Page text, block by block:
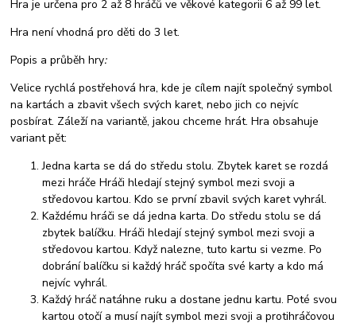
Hra je určena pro 2 až 8 hráčů ve věkové kategorii 6 až 99 let.
Hra není vhodná pro děti do 3 let.
Popis a průběh hry:
Velice rychlá postřehová hra, kde je cílem najít společný symbol
na kartách a zbavit všech svých karet, nebo jich co nejvíc
posbírat. Záleží na variantě, jakou chceme hrát. Hra obsahuje
variant pět:
Jedna karta se dá do středu stolu. Zbytek karet se rozdá
mezi hráče Hráči hledají stejný symbol mezi svoji a
středovou kartou. Kdo se první zbavil svých karet vyhrál.
Každému hráči se dá jedna karta. Do středu stolu se dá
zbytek balíčku. Hráči hledají stejný symbol mezi svoji a
středovou kartou. Když nalezne, tuto kartu si vezme. Po
dobrání balíčku si každý hráč spočíta své karty a kdo má
nejvíc vyhrál.
Každý hráč natáhne ruku a dostane jednu kartu. Poté svou
kartou otočí a musí najít symbol mezi svoji a protihráčovou